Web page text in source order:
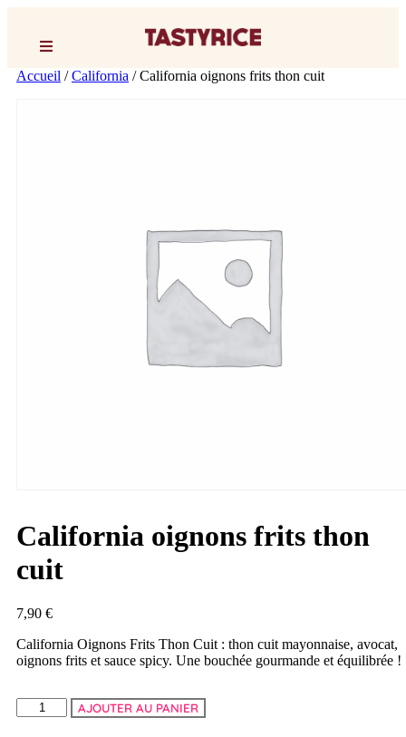
Accueil /California / California oignons frits thon cuit
California oignons frits thon
cuit
7,90 €
California Oignons Frits Thon Cuit : thon cuit mayonnaise, avocat,
oignons frits et sauce spicy. Une bouchée gourmande et équilibrée !
AJOUTER AU PANIER